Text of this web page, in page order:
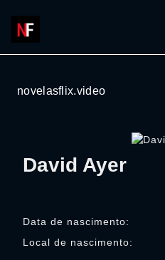
novelasflix.video
David Ayer
Data de nascimento:
Local de nascimento: